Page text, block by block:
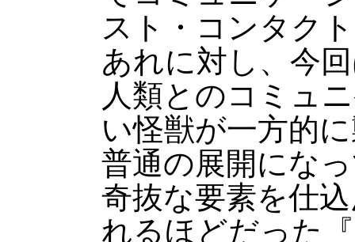
スト・コンタク
あれに対し、今
人類とのコミュ
い怪獣が一方的
普通の展開にな
奇抜な要素を仕
れるほどだった